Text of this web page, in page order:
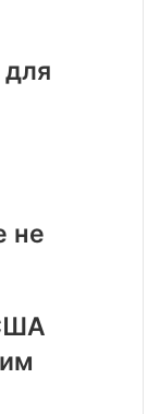
не